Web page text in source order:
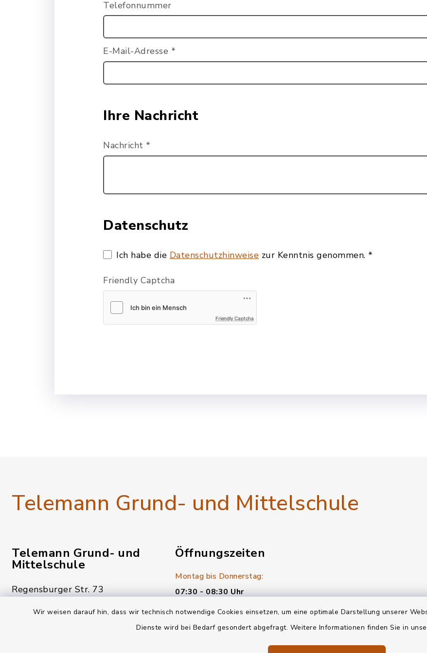
Wir weisen darauf hin, dass wir technisch notwendige Cookies einsetzen, um eine optimale Darstellung unserer
Dienste wird bei Bedarf gesondert abgefragt. Weitere Informationen finden Sie in
Telefonnummer
E-Mail-Adresse *
Ihre Nachricht
Nachricht *
Datenschutz
Ich habe die Datenschutzhinweise zur Kenntnis genommen. *
Friendly Captcha
Friendly Captcha
Telemann Grund- und Mittelschule
Telemann Grund- und
Mittelschule
Regensburger Str. 73
Öffnungszeiten
Montag bis Donnerstag:
07:30 - 08:30 Uhr
10:00 - 15:30 Uhr